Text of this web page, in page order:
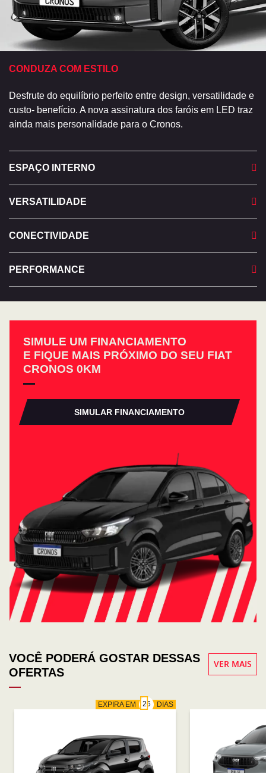
CONDUZA COM ESTILO
Desfrute do equilíbrio perfeito entre design, versatilidade e
custo- benefício. A nova assinatura dos faróis em LED traz
ainda mais personalidade para o Cronos.
ESPAÇO INTERNO
VERSATILIDADE
CONECTIVIDADE
PERFORMANCE
SIMULE UM FINANCIAMENTO
E FIQUE MAIS PRÓXIMO DO SEU FIAT
CRONOS 0KM
SIMULAR FINANCIAMENTO
VOCÊ PODERÁ GOSTAR DESSAS
OFERTAS
VER MAIS
EXPIRA EM DIAS